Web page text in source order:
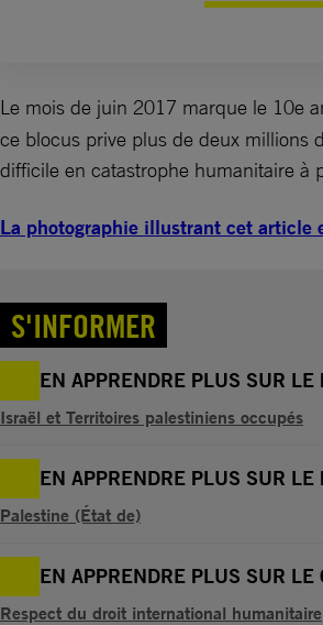
Le mois de juin 2017 marque le 10e
ce blocus prive plus de deux millions
difficile en catastrophe humanitaire à
La photographie illustrant cet article
S'INFORMER
EN APPRENDRE PLUS SUR LE
Israël et Territoires palestiniens occupés
EN APPRENDRE PLUS SUR LE
Palestine (État de)
EN APPRENDRE PLUS SUR LE
Respect du droit international humanitaire